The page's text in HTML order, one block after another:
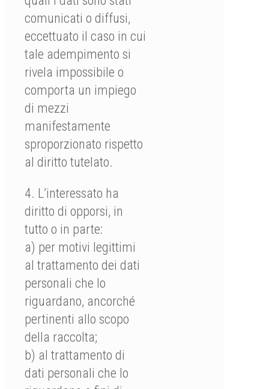
comunicati o diffusi,
eccettuato il caso in cui
tale adempimento si
rivela impossibile o
comporta un impiego
di mezzi
manifestamente
sproporzionato rispetto
al diritto tutelato.
4. L’interessato ha
diritto di opporsi, in
tutto o in parte:
a) per motivi legittimi
al trattamento dei dati
personali che lo
riguardano, ancorché
pertinenti allo scopo
della raccolta;
b) al trattamento di
dati personali che lo